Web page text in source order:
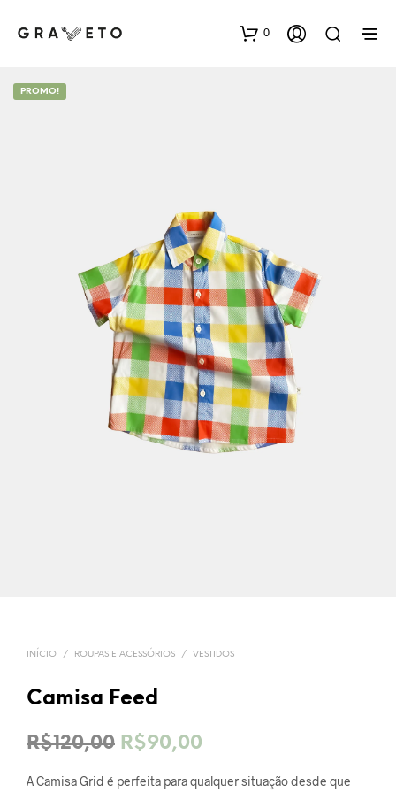
0
PROMO!
INÍCIO / ROUPAS E ACESSÓRIOS / VESTIDOS
Camisa Feed
R$120,00 O
preço
R$90,00
preço
A Camisa Grid é perfeita para qualquer situação desde que